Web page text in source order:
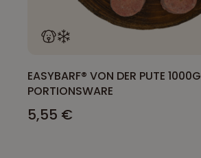
EASYBARF® VON DER PUTE 1000G
PORTIONSWARE
5,55 €